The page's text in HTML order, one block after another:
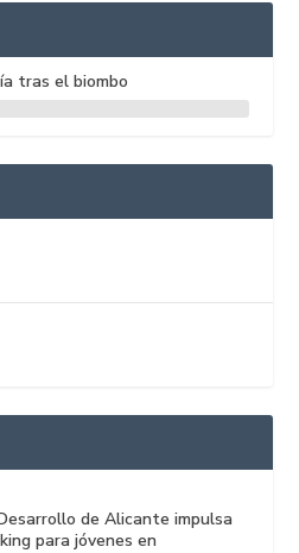
tras el biombo
de Alicante impulsa
para jóvenes en